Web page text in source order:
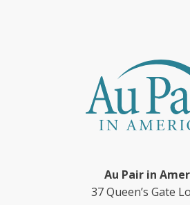
Au Pair in
37 Queen’s Gate